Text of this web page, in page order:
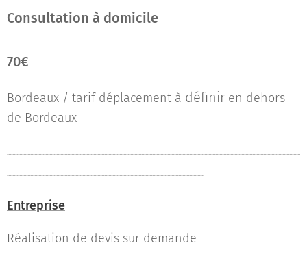
Consultation à domicile
70€
Bordeaux / tarif déplacement à définir en dehors
de Bordeaux
......................................................................................................................................................................................................................
................................................................................................................................................
Entreprise
Réalisation de devis sur demande